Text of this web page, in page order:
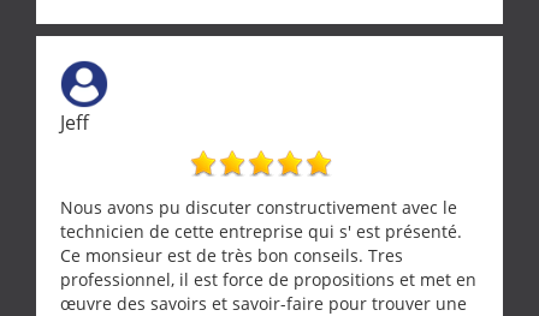
Jeff
Nous avons pu discuter constructivement avec le
technicien de cette entreprise qui s' est présenté.
Ce monsieur est de très bon conseils. Tres
professionnel, il est force de propositions et met en
œuvre des savoirs et savoir-faire pour trouver une